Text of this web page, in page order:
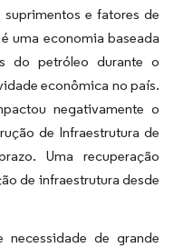
e fatores de
uma economia baseada
do petróleo durante o
econômica no país.
negativamente o
de Infraestrutura de
Uma recuperação
de infraestrutura desde
necessidade de grande